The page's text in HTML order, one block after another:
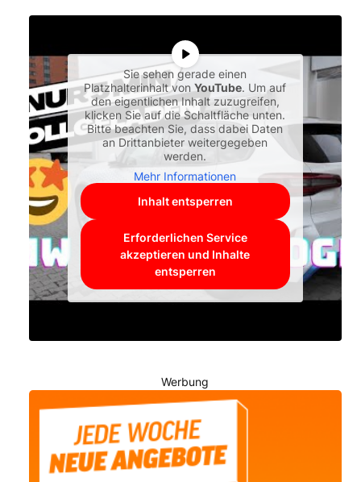
Sie sehen gerade einen
Platzhalterinhalt vonYouTube. Um auf
den eigentlichen Inhalt zuzugreifen,
klicken Sie auf die Schaltfläche unten.
Bitte beachten Sie, dass dabei Daten
an Drittanbieter weitergegeben
werden.
Mehr Informationen
Inhalt entsperren
Erforderlichen Service
akzeptieren und Inhalte
entsperren
Werbung